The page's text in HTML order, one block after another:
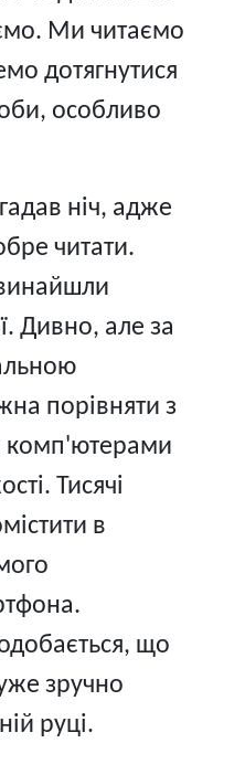
Ми читаємо
дотягнутися
особливо
ніч, адже
читати.
Дивно, але за
порівняти з
комп'ютерами
Тисячі
в
що
зручно
руці.